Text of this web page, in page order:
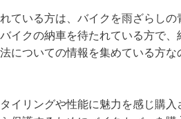
ている方は、バイクを雨ざらしの
イクの納車を待たれている方で、
についての情報を集めている方な
イリングや性能に魅力を感じ購入